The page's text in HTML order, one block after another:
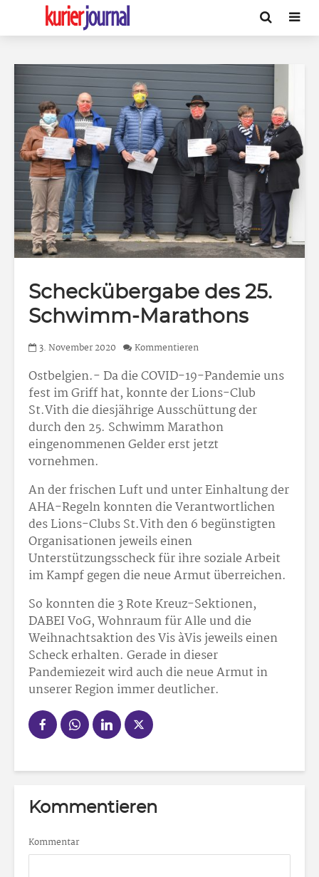
Scheckübergabe des 25.
Schwimm-Marathons
3. November 2020 Kommentieren
Ostbelgien.- Da die COVID-19-Pandemie uns
fest im Griff hat, konnte der Lions-Club
St.Vith die diesjährige Ausschüttung der
durch den 25. Schwimm Marathon
eingenommenen Gelder erst jetzt
vornehmen.
An der frischen Luft und unter Einhaltung der
AHA-Regeln konnten die Verantwortlichen
des Lions-Clubs St.Vith den 6 begünstigten
Organisationen jeweils einen
Unterstützungsscheck für ihre soziale Arbeit
im Kampf gegen die neue Armut überreichen.
So konnten die 3 Rote Kreuz-Sektionen,
DABEI VoG, Wohnraum für Alle und die
Weihnachtsaktion des Vis àVis jeweils einen
Scheck erhalten. Gerade in dieser
Pandemiezeit wird auch die neue Armut in
unserer Region immer deutlicher.
Kommentieren
Kommentar